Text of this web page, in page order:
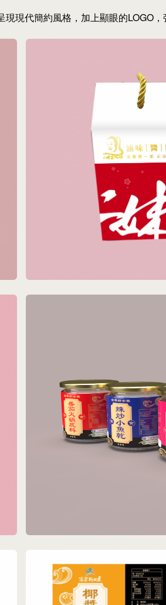
現代簡約風格，加上顯眼的LOGO，